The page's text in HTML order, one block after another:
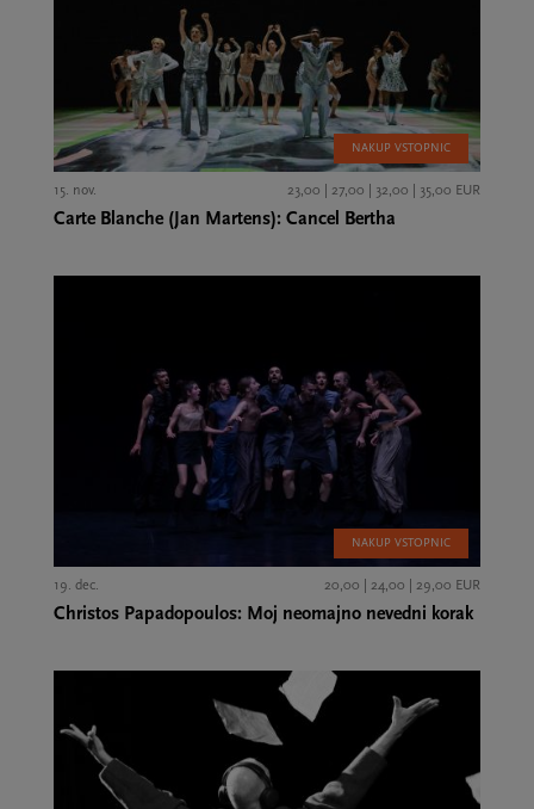
NAKUP VSTOPNIC
15. nov. 23,00 | 27,00 | 32,00 | 35,00 EUR
Carte Blanche (Jan Martens): Cancel Bertha
NAKUP VSTOPNIC
19. dec. 20,00 | 24,00 | 29,00 EUR
Christos Papadopoulos: Moj neomajno nevedni korak